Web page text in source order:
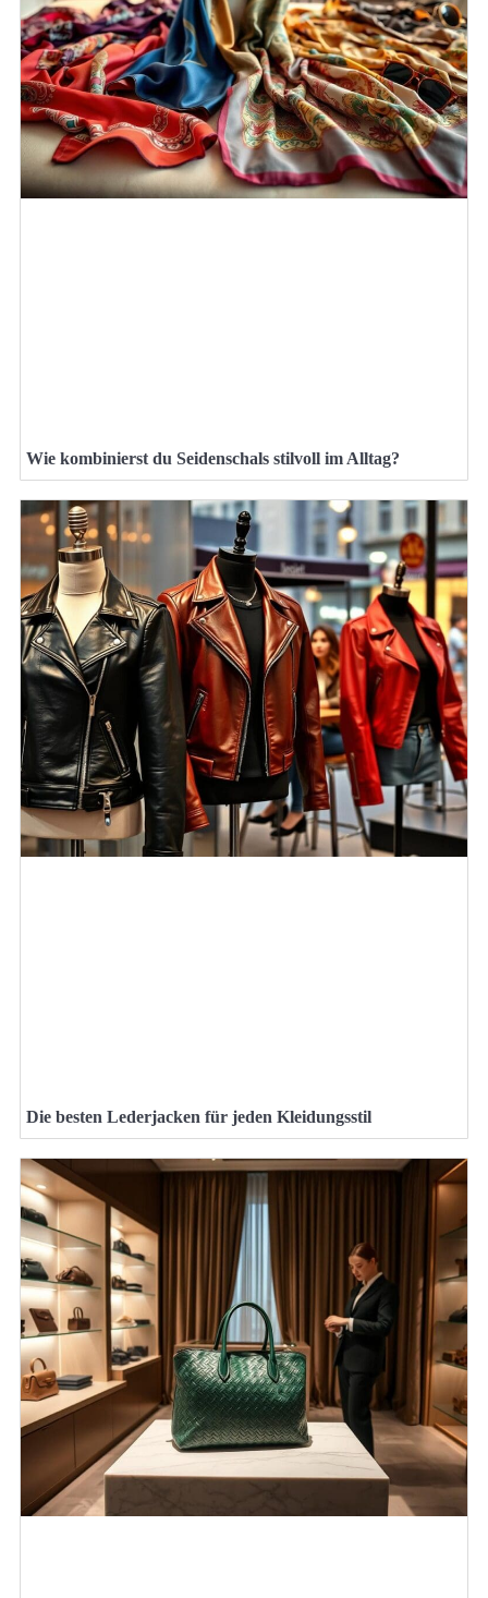
Wie kombinierst du Seidenschals stilvoll im Alltag?
Die besten Lederjacken für jeden Kleidungsstil